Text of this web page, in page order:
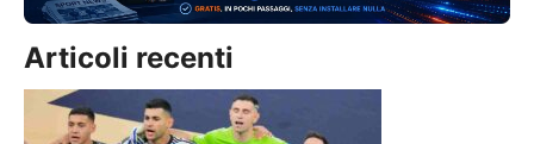
Articoli recenti